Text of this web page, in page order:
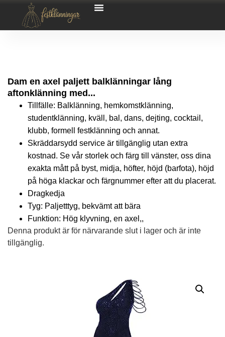
Dam en axel paljett balklänningar lång
aftonklänning med...
Tillfälle: Balklänning, hemkomstklänning,
studentklänning, kväll, bal, dans, dejting, cocktail,
klubb, formell festklänning och annat.
Skräddarsydd service är tillgänglig utan extra
kostnad. Se vår storlek och färg till vänster, oss dina
exakta mått på byst, midja, höfter, höjd (barfota), höjd
på höga klackar och färgnummer efter att du placerat.
Dragkedja
Tyg: Paljetttyg, bekvämt att bära
Funktion: Hög klyvning, en axel,,
Denna produkt är för närvarande slut i lager och är inte
tillgänglig.